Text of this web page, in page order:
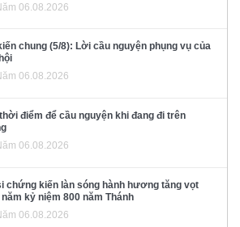
06.08.2026
chung (5/8): Lời cầu nguyện phụng vụ của
06.08.2026
điểm để cầu nguyện khi đang đi trên
06.08.2026
chứng kiến làn sóng hành hương tăng vọt
kỷ niệm 800 năm Thánh
06.08.2026